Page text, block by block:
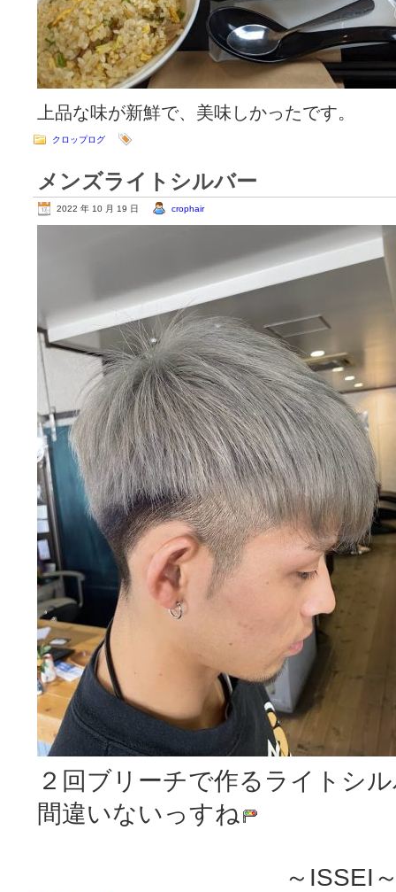
上品な味が新鮮で、美味しかったです。
クロップログ
メンズライトシルバー
2022 年 10 月 19 日 crophair
２回ブリーチで作るライトシ
間違いないっすね
～ISSEI